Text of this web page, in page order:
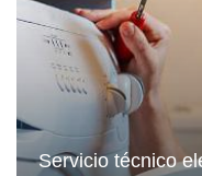
Servicio técnico